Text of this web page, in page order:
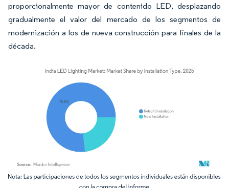
proporcionalmente mayor de contenido LED, desplazando
gradualmente el valor del mercado de los segmentos de
modernización a los de nueva construcción para finales de la
década.
Imagen © Mordor Intelligence. El uso requiere atribución según CC BY 4.0.